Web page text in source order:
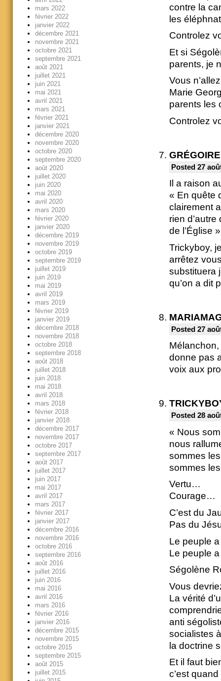
contre la
les
Controlez
Et si
parents, je
Vous
Marie
parents les
Controlez
Posted 27
Il a raison
« En quête
clairement
rien
de l’Église
Trickyboy,
arrêtez
substituera
qu’on a dit
Posted 27
donne pas
voix aux
Posted 28
« Nous
nous
sommes
sommes
Vertu…
Courage…
C’est du
Pas du
Le peuple
Le peuple
Ségolène
Vous
La vérité
anti
socialistes
la doctrine
Et il faut
c’est
mars 2022
février 2022
janvier 2022
décembre 2021
novembre 2021
octobre 2021
septembre 2021
août 2021
juillet 2021
juin 2021
mai 2021
avril 2021
mars 2021
février 2021
janvier 2021
décembre 2020
novembre 2020
octobre 2020
septembre 2020
août 2020
juillet 2020
juin 2020
mai 2020
avril 2020
mars 2020
février 2020
janvier 2020
décembre 2019
novembre 2019
octobre 2019
septembre 2019
juillet 2019
juin 2019
mai 2019
avril 2019
mars 2019
février 2019
janvier 2019
décembre 2018
novembre 2018
octobre 2018
septembre 2018
août 2018
juillet 2018
juin 2018
mai 2018
avril 2018
mars 2018
février 2018
janvier 2018
décembre 2017
novembre 2017
octobre 2017
septembre 2017
août 2017
juillet 2017
juin 2017
mai 2017
avril 2017
mars 2017
février 2017
janvier 2017
décembre 2016
novembre 2016
octobre 2016
septembre 2016
août 2016
juillet 2016
juin 2016
mai 2016
avril 2016
mars 2016
février 2016
janvier 2016
décembre 2015
novembre 2015
octobre 2015
septembre 2015
août 2015
juillet 2015